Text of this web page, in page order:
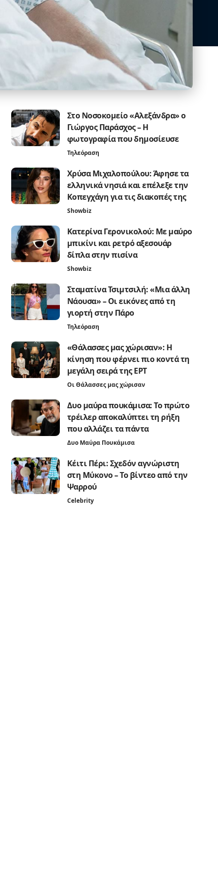
Στο Νοσοκομείο «Αλεξάνδρα» ο
Γιώργος Παράσχος – Η
φωτογραφία που δημοσίευσε
Τηλεόραση
Χρύσα Μιχαλοπούλου: Άφησε τα
ελληνικά νησιά και επέλεξε την
Κοπεγχάγη για τις διακοπές της
Showbiz
Κατερίνα Γερονικολού: Με μαύρο
μπικίνι και ρετρό αξεσουάρ
δίπλα στην πισίνα
Showbiz
Σταματίνα Τσιμτσιλή: «Μια άλλη
Νάουσα» – Οι εικόνες από τη
γιορτή στην Πάρο
Τηλεόραση
«Θάλασσες μας χώρισαν»: Η
κίνηση που φέρνει πιο κοντά τη
μεγάλη σειρά της ΕΡΤ
Οι Θάλασσες μας χώρισαν
Δυο μαύρα πουκάμισα: Το πρώτο
τρέιλερ αποκαλύπτει τη ρήξη
που αλλάζει τα πάντα
Δυο Μαύρα Πουκάμισα
Κέιτι Πέρι: Σχεδόν αγνώριστη
στη Μύκονο – Το βίντεο από την
Ψαρρού
Celebrity